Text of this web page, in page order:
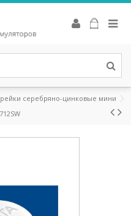
в себе удобство
от солнечных батарей в
сертификатов (Green Power
СМОТРЕТЬ
с эко-сознательным
серебряно-цинковые мини